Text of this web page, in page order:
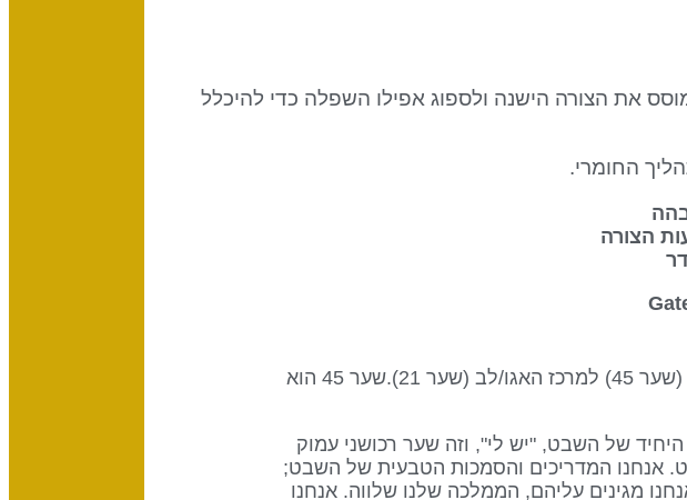
את הצורה הישנה ולספוג אפילו השפלה כדי להיכלל
החומרי.
הצורה
שער זה הוא חלק של ערוץ קו הכסף, עיצוב של חומרנות המחבר את מרכז הגרון (שער 45) למרכז האגו/לב (שער 21).שער 45 הוא
היחיד של השבט, "יש לי", וזה שער רכושני עמוק
אנחנו המדריכים והסמכות הטבעית של השבט;
מגינים עליהם, הממלכה שלנו שלווה. אנחנו